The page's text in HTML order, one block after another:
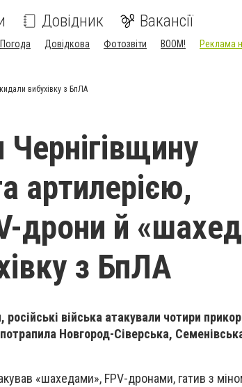
Довідник Вакансії
Погода Довідкова Фотозвіти BOOM! Реклама
вибухівку з БпЛА
артилерією,
дрони й
з БпЛА
війська атакували чотири
Новгород-Сіверська,
«шахедами», FPV-дронами, гатив з